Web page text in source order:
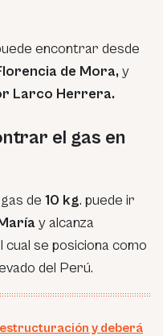
encontrar desde
de Mora, y
Larco Herrera.
el gas en
de 10 kg. puede ir
y alcanza
cual se posiciona como
del Perú.
y deberá